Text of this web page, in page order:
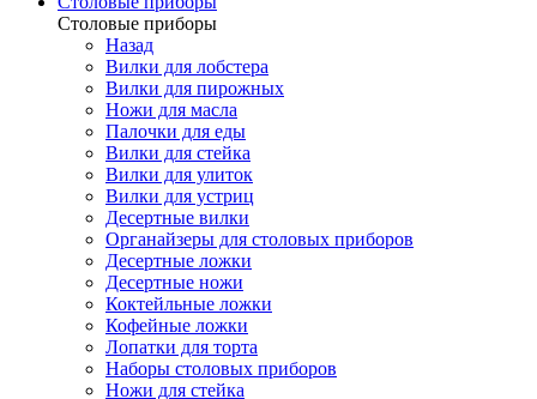
Cтоловые приборы
Назад
Вилки для лобстера
Вилки для пирожных
Ножи для масла
Палочки для еды
Вилки для стейка
Вилки для улиток
Вилки для устриц
Десертные вилки
Органайзеры для столовых приборов
Десертные ложки
Десертные ножи
Коктейльные ложки
Кофейные ложки
Лопатки для торта
Наборы столовых приборов
Ножи для стейка